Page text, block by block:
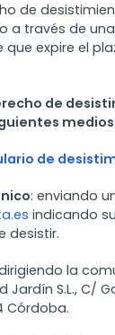
de
a través de
expire el
de
de
: enviando
indicando
desistir.
la
S.L., C/
Córdoba.